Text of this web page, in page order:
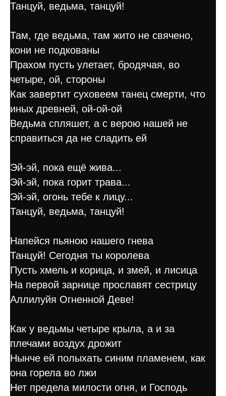
Танцуй, ведьма, танцуй!
Там, где ведьма, там жито не свячено,
кони не подкованы
Прахом пусть улетает, бродячая, во
четыре, ой, стороны
Как завертит суховеем танец смерти, что
иных древней, ой-ой-ой
Ведьма спляшет, а с верою нашей не
справиться да не сладить ей
Эй-эй, пока ещё жива...
Эй-эй, пока горит трава...
Эй-эй, огонь тебе к лицу...
Танцуй, ведьма, танцуй!
Напейся пьяною нашего гнева
Танцуй! Сегодня ты королева
Пусть хмель и корица, и змей, и лисица
На первой зарнице прославят сестрицу
Аллилуйя Огненной Деве!
Как у ведьмы четыре крыла, а и за
плечами воздух дрожит
Нынче ей полыхать синим пламенем, как
она горела во лжи
Нет предела милости огня, и Господь